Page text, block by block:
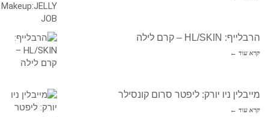
הרבלייף: HL/SKIN – קרם לילה
קרא עוד ←
מייבלין ניו יורק: ליפטר סרום קונסילר
קרא עוד ←